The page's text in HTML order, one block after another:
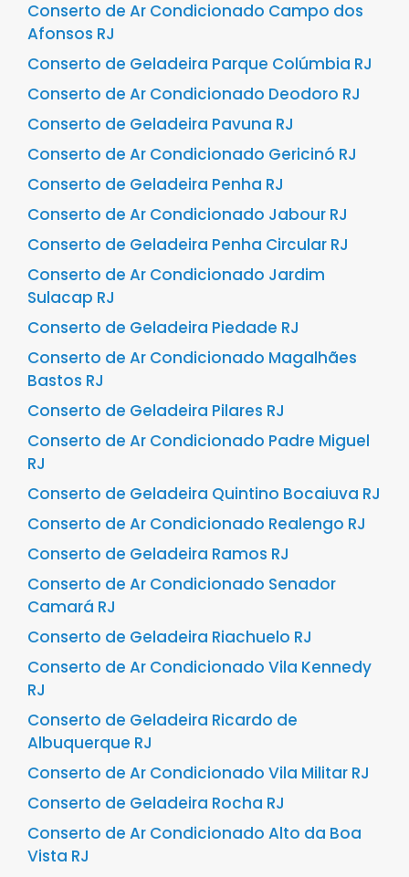
Conserto de Ar Condicionado Campo dos
Afonsos RJ
Conserto de Geladeira Parque Colúmbia RJ
Conserto de Ar Condicionado Deodoro RJ
Conserto de Geladeira Pavuna RJ
Conserto de Ar Condicionado Gericinó RJ
Conserto de Geladeira Penha RJ
Conserto de Ar Condicionado Jabour RJ
Conserto de Geladeira Penha Circular RJ
Conserto de Ar Condicionado Jardim
Sulacap RJ
Conserto de Geladeira Piedade RJ
Conserto de Ar Condicionado Magalhães
Bastos RJ
Conserto de Geladeira Pilares RJ
Conserto de Ar Condicionado Padre Miguel
RJ
Conserto de Geladeira Quintino Bocaiuva RJ
Conserto de Ar Condicionado Realengo RJ
Conserto de Geladeira Ramos RJ
Conserto de Ar Condicionado Senador
Camará RJ
Conserto de Geladeira Riachuelo RJ
Conserto de Ar Condicionado Vila Kennedy
RJ
Conserto de Geladeira Ricardo de
Albuquerque RJ
Conserto de Ar Condicionado Vila Militar RJ
Conserto de Geladeira Rocha RJ
Conserto de Ar Condicionado Alto da Boa
Vista RJ